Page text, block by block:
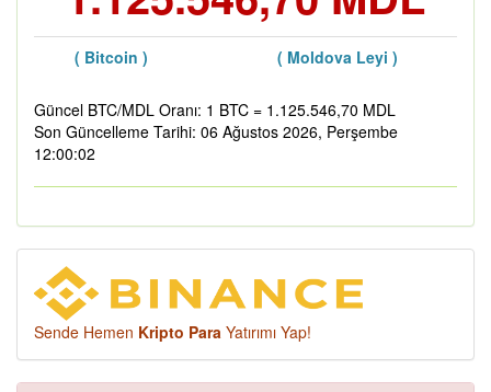
( Bitcoin ) ( Moldova Leyi )
Güncel BTC/MDL Oranı: 1 BTC = 1.125.546,70 MDL
Son Güncelleme Tarihi: 06 Ağustos 2026, Perşembe
12:00:02
Sende Hemen Kripto Para Yatırımı Yap!